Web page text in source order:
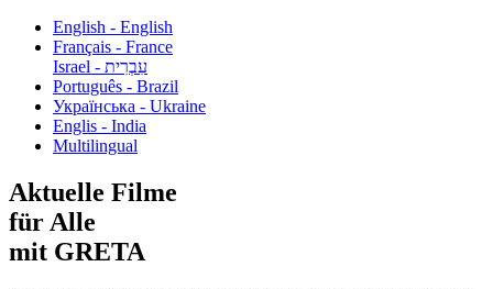
English - English
Français - France
עִבְרִית - Israel
Português - Brazil
Українська - Ukraine
Englis - India
Multilingual
Aktuelle Filme
für Alle
mit GRETA